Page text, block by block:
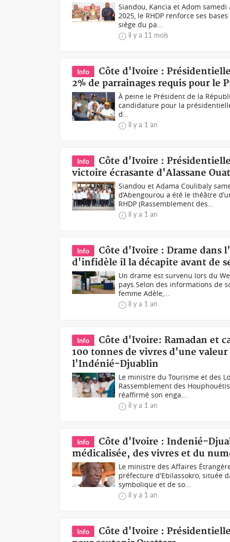
Siandou, Kancia et Adom
2025, le RHDP renforce ses
siège du pa...
il y a 11 mois
Info
Côte d'Ivoire :
2% de parrainages requis pour le
À peine le Président de la
candidature pour la
d...
il y a 1 an
Info
Côte d'Ivoire :
victoire écrasante d'Alassane
Siandou et Adama Coulibaly
d’Abengourou a été le théâtre
RHDP (Rassemblement des...
il y a 1 an
Info
Côte d'Ivoire : Drame dans
d'infidèle il la décapite avant de
Un drame est survenu lors du
pays.Selon des informations de
femme Adèle,...
il y a 1 an
Info
Côte d'Ivoire: Ramadan et
100 tonnes de vivres d'une
l'Indénié-Djuablin
Le ministre du Tourisme et des
Rassemblement des
réaffirmé son enga...
il y a 1 an
Info
Côte d'Ivoire : Indenié-
médicalisée, des vivres et du
Le ministre des Affaires
préfecture d'Ebilassokro, située
symbolique et de so...
il y a 1 an
Info
Côte d'Ivoire :